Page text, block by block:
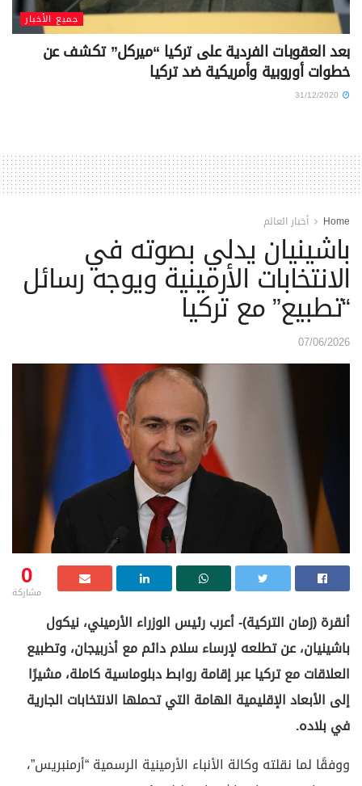
جميع الأخبار
بعد العقوبات الفردية على تركيا “ميركل” تكشف عن
خطوات أوروبية وأمريكية ضد تركيا
Home أخبار العالم
باشينيان يدلي بصوته في
الانتخابات الأرمينية ويوجه رسائل
“تطبيع” مع تركيا
07/06/2026
0
مشاركة
أنقرة (زمان التركية)- أعرب رئيس الوزراء الأرميني، نيكول
باشينيان، عن تطلعه لإرساء سلام دائم مع أذربيجان، وتطبيع
العلاقات مع تركيا عبر إقامة روابط دبلوماسية كاملة، مشيرًا
إلى الأبعاد الإقليمية الهامة التي تحملها الانتخابات الجارية
في بلاده.
ووفقًا لما نقلته وكالة الأنباء الأرمينية الرسمية “أرمنبريس”،